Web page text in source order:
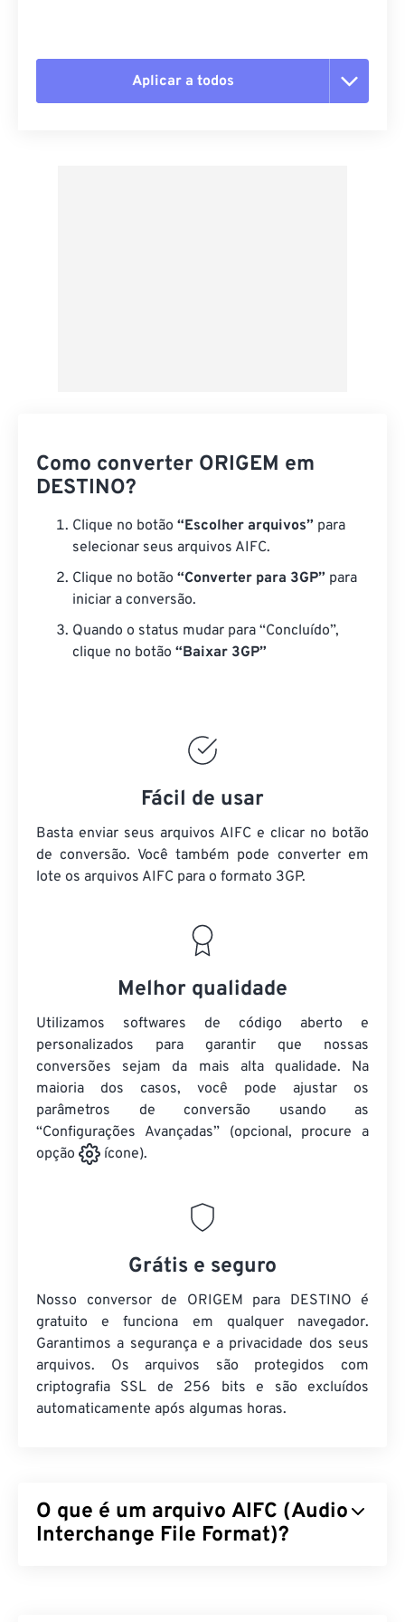
Aplicar a todos
Como converter ORIGEM em
DESTINO?
Clique no botão “Escolher arquivos” para
selecionar seus arquivos AIFC.
Clique no botão “Converter para 3GP” para
iniciar a conversão.
Quando o status mudar para “Concluído”,
clique no botão “Baixar 3GP”
Fácil de usar
Basta enviar seus arquivos AIFC e clicar no botão
de conversão. Você também pode converter em
lote os arquivos AIFC para o formato 3GP.
Melhor qualidade
Utilizamos softwares de código aberto e
personalizados para garantir que nossas
conversões sejam da mais alta qualidade. Na
maioria dos casos, você pode ajustar os
parâmetros de conversão usando as
“Configurações Avançadas” (opcional, procure a
opção
ícone).
Grátis e seguro
Nosso conversor de ORIGEM para DESTINO é
gratuito e funciona em qualquer navegador.
Garantimos a segurança e a privacidade dos seus
arquivos. Os arquivos são protegidos com
criptografia SSL de 256 bits e são excluídos
automaticamente após algumas horas.
O que é um arquivo AIFC (Audio
Interchange File Format)?